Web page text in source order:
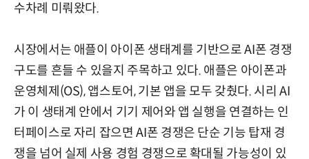
수차례 미뤄왔다.
시장에서는 애플이 아이폰 생태계를 기반으로 AI폰 경쟁
구도를 흔들 수 있을지 주목하고 있다. 애플은 아이폰과
운영체제(OS), 앱스토어, 기본 앱을 모두 갖췄다. 시리 AI
가 이 생태계 안에서 기기 제어와 앱 실행을 연결하는 인
터페이스로 자리 잡으면 AI폰 경쟁은 단순 기능 탑재 경
쟁을 넘어 실제 사용 경험 경쟁으로 확대될 가능성이 있